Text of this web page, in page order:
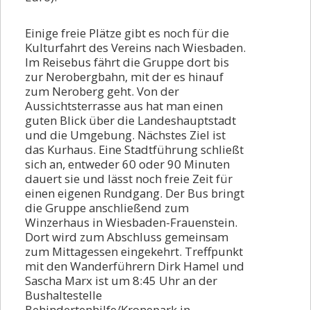
Einige freie Plätze gibt es noch für die
Kulturfahrt des Vereins nach Wiesbaden.
Im Reisebus fährt die Gruppe dort bis
zur Nerobergbahn, mit der es hinauf
zum Neroberg geht. Von der
Aussichtsterrasse aus hat man einen
guten Blick über die Landeshauptstadt
und die Umgebung. Nächstes Ziel ist
das Kurhaus. Eine Stadtführung schließt
sich an, entweder 60 oder 90 Minuten
dauert sie und lässt noch freie Zeit für
einen eigenen Rundgang. Der Bus bringt
die Gruppe anschließend zum
Winzerhaus in Wiesbaden-Frauenstein.
Dort wird zum Abschluss gemeinsam
zum Mittagessen eingekehrt. Treffpunkt
mit den Wanderführern Dirk Hamel und
Sascha Marx ist um 8:45 Uhr an der
Bushaltestelle